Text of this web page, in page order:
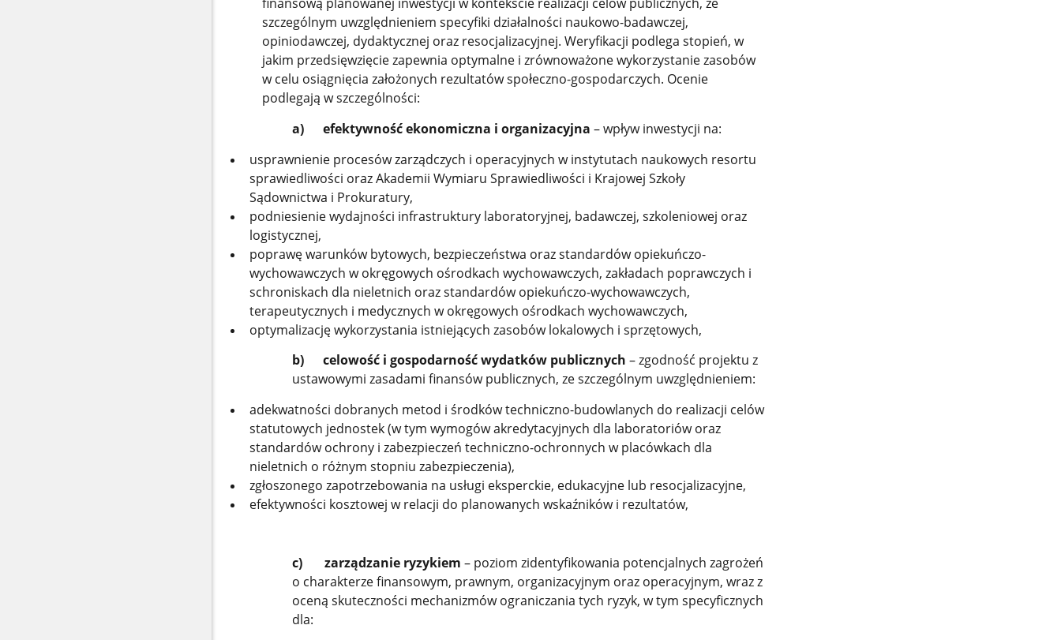
finansową planowanej inwestycji w kontekście realizacji celów publicznych, ze
szczególnym uwzględnieniem specyfiki działalności naukowo-badawczej,
opiniodawczej, dydaktycznej oraz resocjalizacyjnej. Weryfikacji podlega stopień, w
jakim przedsięwzięcie zapewnia optymalne i zrównoważone wykorzystanie zasobów
w celu osiągnięcia założonych rezultatów społeczno-gospodarczych. Ocenie
podlegają w szczególności:
a) efektywność ekonomiczna i organizacyjna – wpływ inwestycji na:
usprawnienie procesów zarządczych i operacyjnych w instytutach naukowych resortu
sprawiedliwości oraz Akademii Wymiaru Sprawiedliwości i Krajowej Szkoły
Sądownictwa i Prokuratury,
podniesienie wydajności infrastruktury laboratoryjnej, badawczej, szkoleniowej oraz
logistycznej,
poprawę warunków bytowych, bezpieczeństwa oraz standardów opiekuńczo-
wychowawczych w okręgowych ośrodkach wychowawczych, zakładach poprawczych i
schroniskach dla nieletnich oraz standardów opiekuńczo-wychowawczych,
terapeutycznych i medycznych w okręgowych ośrodkach wychowawczych,
optymalizację wykorzystania istniejących zasobów lokalowych i sprzętowych,
b) celowość i gospodarność wydatków publicznych – zgodność projektu z
ustawowymi zasadami finansów publicznych, ze szczególnym uwzględnieniem:
adekwatności dobranych metod i środków techniczno-budowlanych do realizacji celów
statutowych jednostek (w tym wymogów akredytacyjnych dla laboratoriów oraz
standardów ochrony i zabezpieczeń techniczno-ochronnych w placówkach dla
nieletnich o różnym stopniu zabezpieczenia),
zgłoszonego zapotrzebowania na usługi eksperckie, edukacyjne lub resocjalizacyjne,
efektywności kosztowej w relacji do planowanych wskaźników i rezultatów,
c) zarządzanie ryzykiem – poziom zidentyfikowania potencjalnych zagrożeń
o charakterze finansowym, prawnym, organizacyjnym oraz operacyjnym, wraz z
oceną skuteczności mechanizmów ograniczania tych ryzyk, w tym specyficznych
dla: